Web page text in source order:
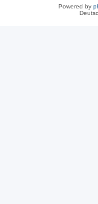
Powered by